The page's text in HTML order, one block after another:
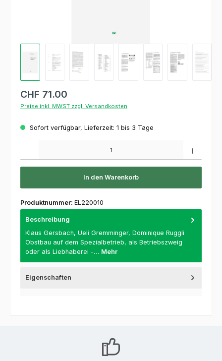
CHF 71.00
Preise inkl. MWST zzgl. Versandkosten
Sofort verfügbar, Lieferzeit: 1 bis 3 Tage
In den Warenkorb
Produktnummer: EL220010
Beschreibung
Klaus Gersbach, Ueli Gremminger, Dominique Ruggli
Obstbau auf dem Spezialbetrieb, als Betriebszweig
oder als Liebhaberei -… Mehr
Eigenschaften